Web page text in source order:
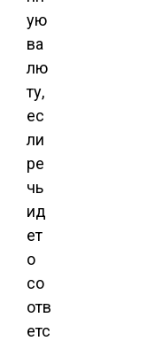
ую
ва
лю
ту,
ес
ли
ре
чь
ид
ет
о
со
отв
етс